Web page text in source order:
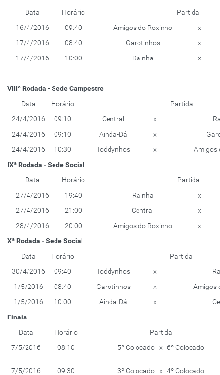
Data
Horário
Partida
16/4/2016
09:40 Amigos do Roxinho
x
17/4/2016
08:40 Garotinhos
x
17/4/2016
10:00 Rainha x
VIIIª Rodada - Sede Campestre
Data
Horário
Partida
24/4/2016
09:10 Central x
24/4/2016
09:10 Ainda-Dá x
24/4/2016
10:30 Toddynhos x
Amigos
IXª Rodada - Sede Social
Data
Horário
Partida
27/4/2016
19:40 Rainha
x
27/4/2016
21:00 Central
x
28/4/2016
20:00 Amigos do Roxinho
x
Xª Rodada - Sede Social
Data
Horário
Partida
30/4/2016
09:40 Toddynhos x
1/5/2016
08:40 Garotinhos x
Amigos
1/5/2016
10:00 Ainda-Dá x
Finais
Data
Horário
Partida
7/5/2016
08:10 5º Colocado x 6º Colocado
7/5/2016 09:30 3º Colocado x 4º Colocado